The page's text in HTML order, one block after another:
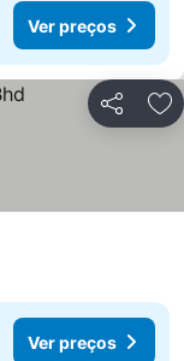
Ver preços
Partilhar
Ver preços